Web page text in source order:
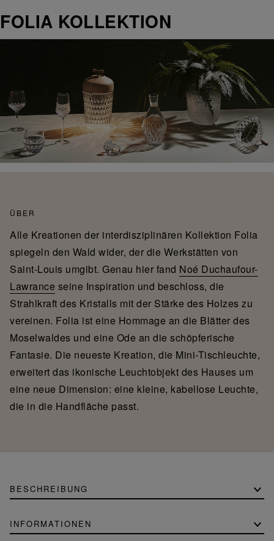
FOLIA KOLLEKTION
ÜBER
Alle Kreationen der interdisziplinären Kollektion Folia
spiegeln den Wald wider, der die Werkstätten von
Saint-Louis umgibt. Genau hier fand Noé Duchaufour-
Lawrance seine Inspiration und beschloss, die
Strahlkraft des Kristalls mit der Stärke des Holzes zu
vereinen. Folia ist eine Hommage an die Blätter des
Moselwaldes und eine Ode an die schöpferische
Fantasie. Die neueste Kreation, die Mini-Tischleuchte,
erweitert das ikonische Leuchtobjekt des Hauses um
eine neue Dimension: eine kleine, kabellose Leuchte,
die in die Handfläche passt.
BESCHREIBUNG
INFORMATIONEN